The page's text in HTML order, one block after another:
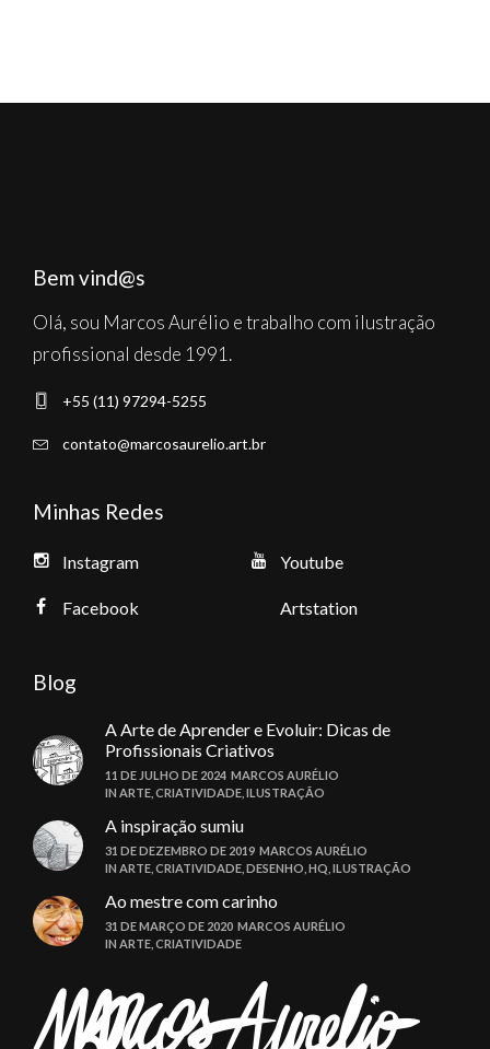
Bem vind@s
Olá, sou Marcos Aurélio e trabalho com ilustração
profissional desde 1991.
+55 (11) 97294-5255
contato@marcosaurelio.art.br
Minhas Redes
Instagram
Facebook
Youtube
Artstation
Blog
A Arte de Aprender e Evoluir: Dicas de
Profissionais Criativos
11 DE JULHO DE 2024 MARCOS AURÉLIO
IN ARTE CRIATIVIDADE ILUSTRAÇÃO
A inspiração sumiu
31 DE DEZEMBRO DE 2019 MARCOS AURÉLIO
IN ARTE CRIATIVIDADE DESENHO HQ ILUSTRAÇÃO
Ao mestre com carinho
31 DE MARÇO DE 2020 MARCOS AURÉLIO
IN ARTE CRIATIVIDADE